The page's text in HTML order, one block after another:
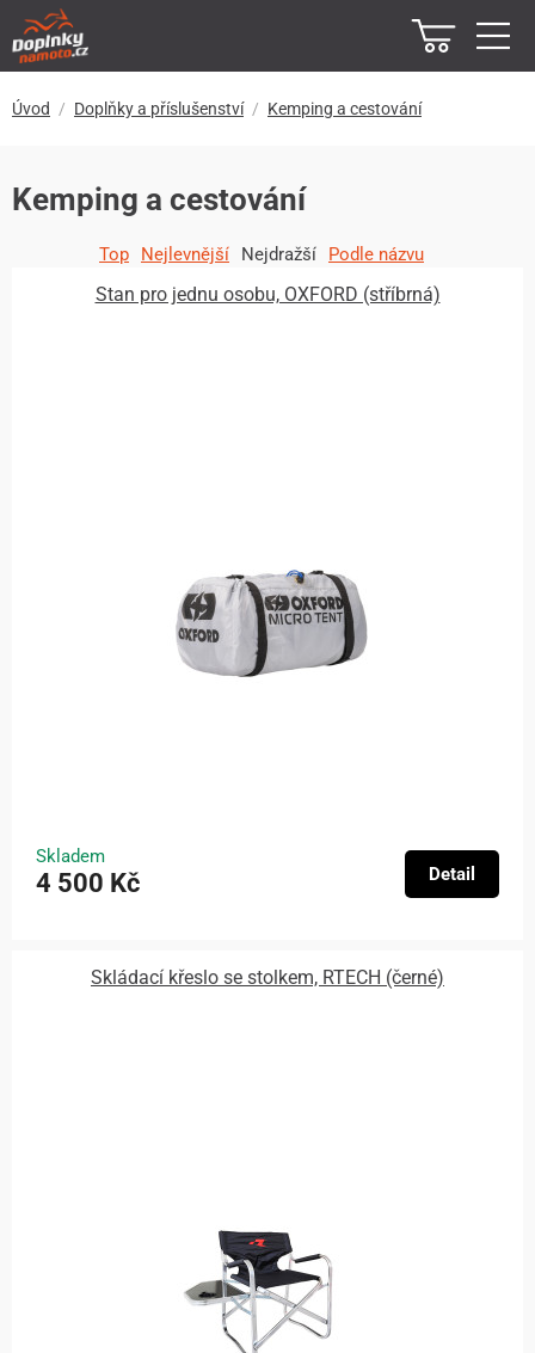
Úvod Doplňky a příslušenství Kemping a cestování
Kemping a cestování
Top Nejlevnější Nejdražší Podle názvu
Stan pro jednu osobu, OXFORD (stříbrná)
Skladem
4 500 Kč Detail
Skládací křeslo se stolkem, RTECH (černé)